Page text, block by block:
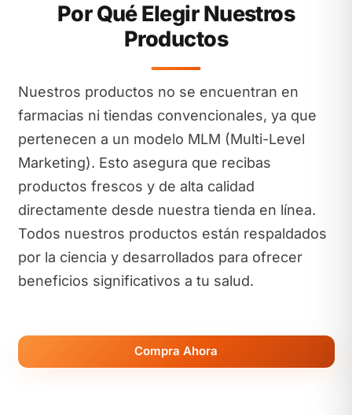
Por Qué Elegir Nuestros
Productos
Nuestros productos no se encuentran en
farmacias ni tiendas convencionales, ya que
pertenecen a un modelo MLM (Multi-Level
Marketing). Esto asegura que recibas
productos frescos y de alta calidad
directamente desde nuestra tienda en línea.
Todos nuestros productos están respaldados
por la ciencia y desarrollados para ofrecer
beneficios significativos a tu salud.
Compra Ahora